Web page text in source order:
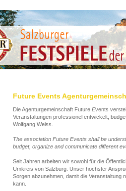
Future Events
Die Agenturgemeinschaft Future Events
Veranstaltungen professionel entwickelt,
Wolfgang Weiss.
The association Future Events shall be
budget, organize and communicate different
Seit Jahren arbeiten wir sowohl für die
Umkreis von Salzburg. Unser höchster
Sorgen abzunehmen, damit die Veranstaltung
kann.